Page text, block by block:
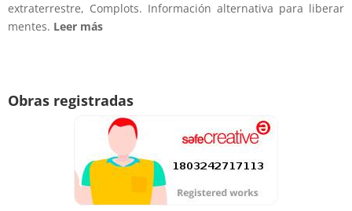
extraterrestre, Complots. Información alternativa para liberar
mentes. Leer más
Obras registradas